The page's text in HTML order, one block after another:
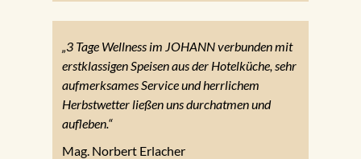
„3 Tage Wellness im JOHANN verbunden mit
erstklassigen Speisen aus der Hotelküche, sehr
aufmerksames Service und herrlichem
Herbstwetter ließen uns durchatmen und
aufleben.“
Mag. Norbert Erlacher